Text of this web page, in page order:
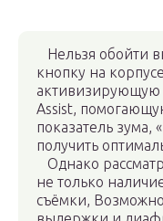
Нельзя обойти
кнопку на
Assist,
показатель зума,
получить
Однако
не только
съёмки,